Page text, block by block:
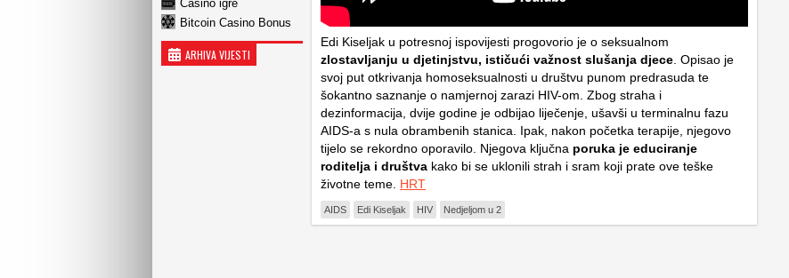
Casino igre
Bitcoin Casino Bonus
ARHIVA VIJESTI
Edi Kiseljak u potresnoj ispovijesti progovorio je o seksualnom
zlostavljanju u djetinjstvu, ističući važnost slušanja djece . Opisao je
svoj put otkrivanja homoseksualnosti u društvu punom predrasuda te
šokantno saznanje o namjernoj zarazi HIV-om. Zbog straha i
dezinformacija, dvije godine je odbijao liječenje, ušavši u terminalnu fazu
AIDS-a s nula obrambenih stanica. Ipak, nakon početka terapije, njegovo
tijelo se rekordno oporavilo. Njegova ključna poruka je educiranje
roditelja i društva kako bi se uklonili strah i sram koji prate ove teške
životne teme. HRT
AIDS Edi Kiseljak HIV Nedjeljom u 2